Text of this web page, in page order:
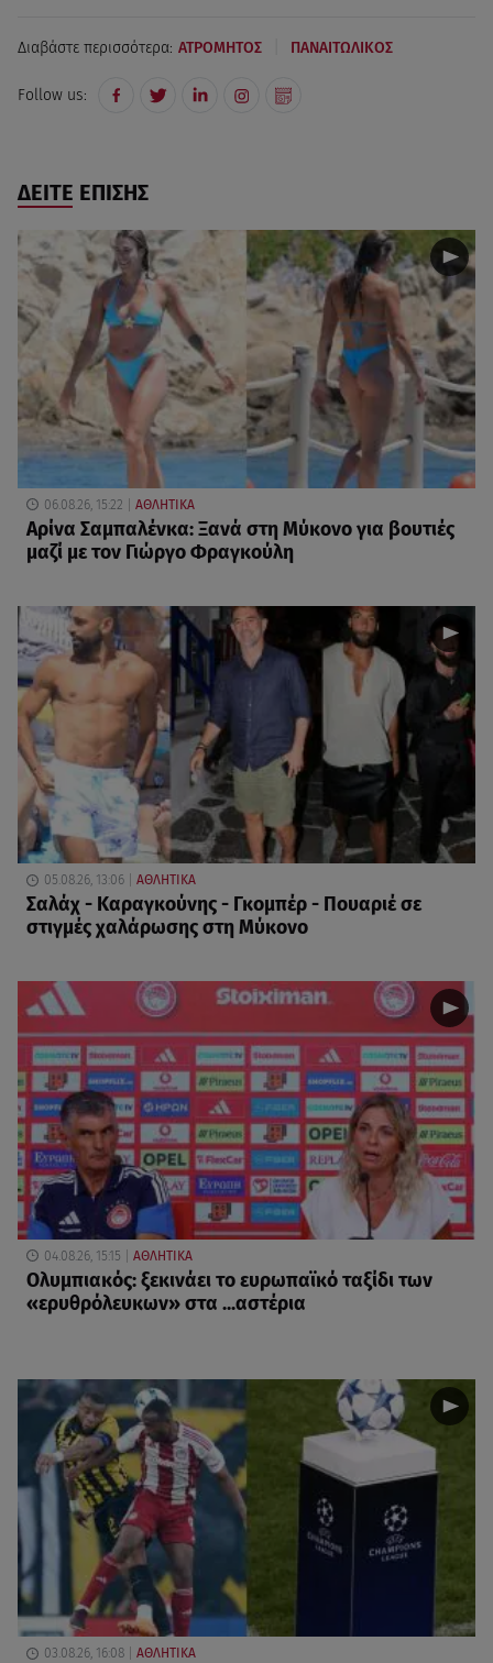
Διαβάστε περισσότερα: ΑΤΡΟΜΗΤΟΣ ΠΑΝΑΙΤΩΛΙΚΟΣ
Follow us:
ΔΕΙΤΕ ΕΠΙΣΗΣ
06.08.26, 15:22 ΑΘΛΗΤΙΚΑ
Αρίνα Σαμπαλένκα: Ξανά στη Μύκονο για βουτιές
μαζί με τον Γιώργο Φραγκούλη
05.08.26, 13:06 ΑΘΛΗΤΙΚΑ
Σαλάχ - Καραγκούνης - Γκομπέρ - Πουαριέ σε
στιγμές χαλάρωσης στη Μύκονο
04.08.26, 15:15 ΑΘΛΗΤΙΚΑ
Ολυμπιακός: ξεκινάει το ευρωπαϊκό ταξίδι των
«ερυθρόλευκων» στα ...αστέρια
03.08.26, 16:08 ΑΘΛΗΤΙΚΑ